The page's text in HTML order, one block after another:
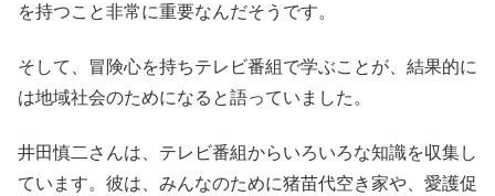
を持つこと非常に重要なんだそうです。
そして、冒険心を持ちテレビ番組で学ぶことが、結果的に
は地域社会のためになると語っていました。
井田慎二さんは、テレビ番組からいろいろな知識を収集し
ています。彼は、みんなのために猪苗代空き家や、愛護促